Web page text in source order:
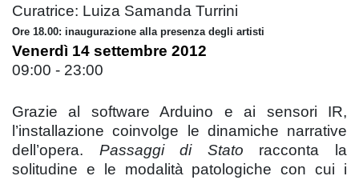
Curatrice: Luiza Samanda Turrini
Ore 18.00: inaugurazione alla presenza degli artisti
Venerdì 14 settembre 2012
09:00 - 23:00
Grazie al software Arduino e ai sensori IR,
l’installazione coinvolge le dinamiche narrative
dell’opera. Passaggi di Stato racconta la
solitudine e le modalità patologiche con cui i